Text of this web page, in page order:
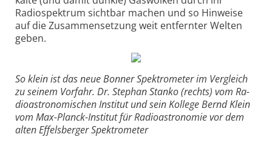
Radiospektrum sichtbar machen und so Hinweise
auf die Zusammensetzung weit entfernter Welten
geben.
So klein ist das neue Bonner Spektrometer im Vergleich
zu seinem Vorfahr. Dr. Stephan Stanko (rechts) vom Ra-
dioastronomischen Institut und sein Kollege Bernd Klein
vom Max-Planck-Institut für Radioastronomie vor dem
alten Effelsberger Spektrometer